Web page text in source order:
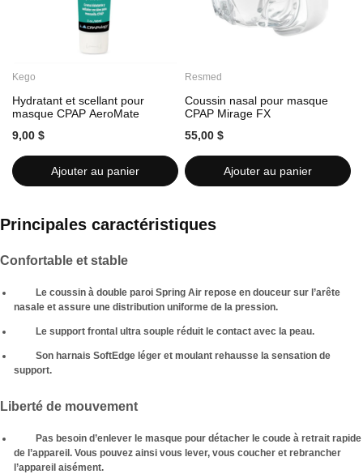
Kego
Hydratant et scellant pour
masque CPAP AeroMate
9,00 $
Ajouter au panier
Resmed
Coussin nasal pour masque
CPAP Mirage FX
55,00 $
Ajouter au panier
Principales caractéristiques
Confortable et stable
Le coussin à double paroi Spring Air repose en douceur sur l’arête
nasale et assure une distribution uniforme de la pression.
Le support frontal ultra souple réduit le contact avec la peau.
Son harnais SoftEdge léger et moulant rehausse la sensation de
support.
Liberté de mouvement
Pas besoin d’enlever le masque pour détacher le coude à retrait rapide
de l’appareil. Vous pouvez ainsi vous lever, vous coucher et rebrancher
l’appareil aisément.